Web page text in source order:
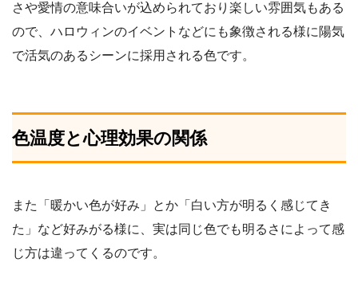
さや愛情の意味合いが込められており楽しい雰囲気もある
ので、ハロウィンのイベントなどにも象徴される様に陽気
で活気のあるシーンに採用される色です。
色温度と心理効果の関係
また「暖かい色が好み」とか「白い方が明るく感じてき
た」など好みがる様に、実は同じ色でも明るさによって感
じ方は違ってくるのです。